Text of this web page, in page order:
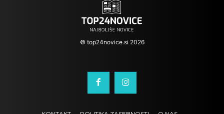
© top24novice.si 2026